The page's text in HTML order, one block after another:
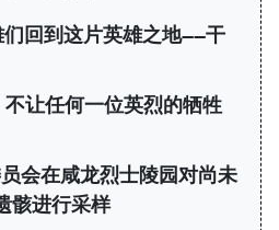
回到这片英雄之地——干
让任何一位英烈的牺牲
会在咸龙烈士陵园对尚未
骸进行采样